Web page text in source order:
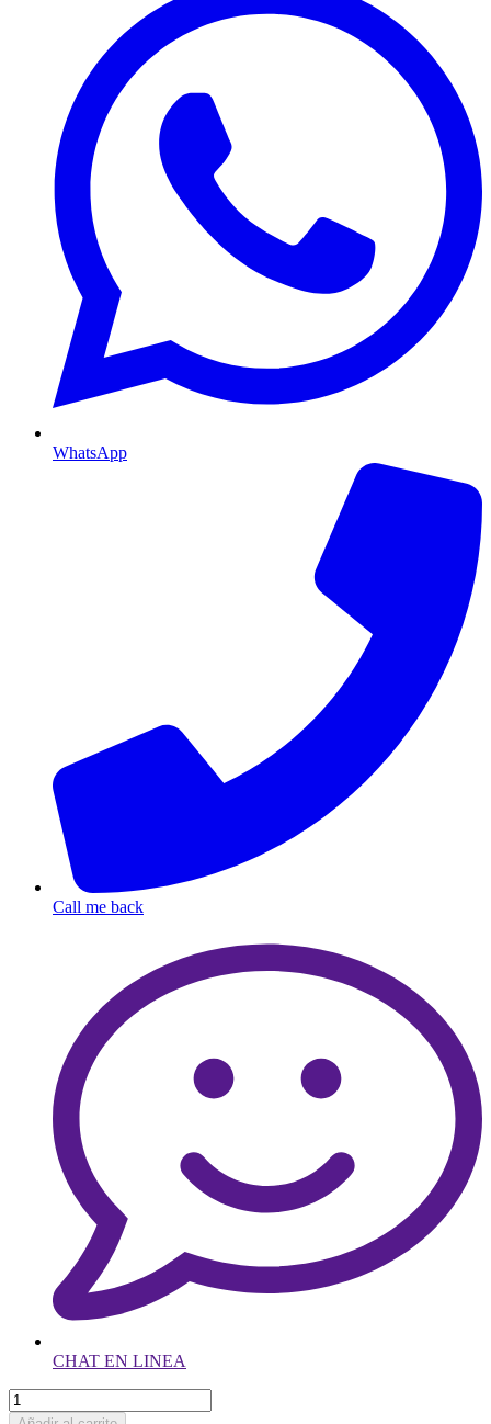
WhatsApp
Call me back
CHAT EN LINEA